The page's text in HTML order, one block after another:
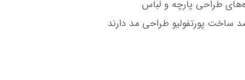
طراحی پارچه و لباس
ساخت پورتفولیو طراحی مد دارند